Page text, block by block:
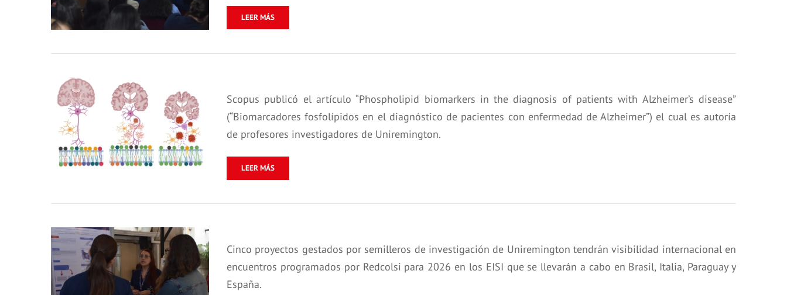
LEER MÁS
Scopus publicó el artículo “Phospholipid biomarkers in the diagnosis of patients with Alzheimer’s disease”
(“Biomarcadores fosfolípidos en el diagnóstico de pacientes con enfermedad de Alzheimer”) el cual es autoría
de profesores investigadores de Uniremington.
LEER MÁS
Cinco proyectos gestados por semilleros de investigación de Uniremington tendrán visibilidad internacional en
encuentros programados por Redcolsi para 2026 en los EISI que se llevarán a cabo en Brasil, Italia, Paraguay y
España.